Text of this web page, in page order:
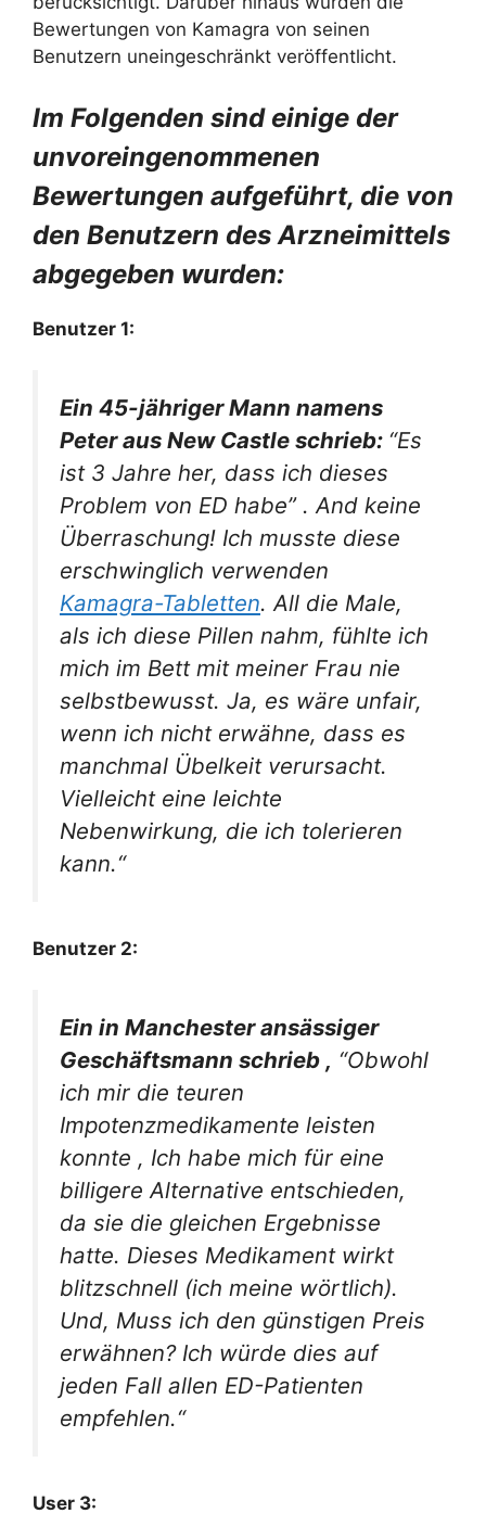
Bewertungen von Kamagra von seinen
Benutzern uneingeschränkt veröffentlicht.
Im Folgenden sind einige der
unvoreingenommenen
Bewertungen aufgeführt, die von
den Benutzern des Arzneimittels
abgegeben wurden:
Benutzer 1:
Ein 45-jähriger Mann namens
Peter aus New Castle schrieb: “Es
ist 3 Jahre her, dass ich dieses
Problem von ED habe” .And keine
Überraschung! Ich musste diese
erschwinglich verwenden
Kamagra-Tabletten. All die Male,
als ich diese Pillen nahm, fühlte ich
mich im Bett mit meiner Frau nie
selbstbewusst. Ja, es wäre unfair,
wenn ich nicht erwähne, dass es
manchmal Übelkeit verursacht.
Vielleicht eine leichte
Nebenwirkung, die ich tolerieren
kann.“
Benutzer 2:
Ein in Manchester ansässiger
Geschäftsmann schrieb , “Obwohl
ich mir die teuren
Impotenzmedikamente leisten
konnte , Ich habe mich für eine
billigere Alternative entschieden,
da sie die gleichen Ergebnisse
hatte. Dieses Medikament wirkt
blitzschnell (ich meine wörtlich).
Und, Muss ich den günstigen Preis
erwähnen? Ich würde dies auf
jeden Fall allen ED-Patienten
empfehlen.“
User 3: